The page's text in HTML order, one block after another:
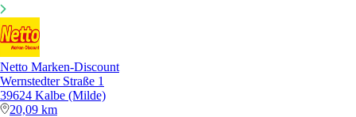
Netto Marken-Discount
Wernstedter Straße 1
39624 Kalbe (Milde)
20,09 km